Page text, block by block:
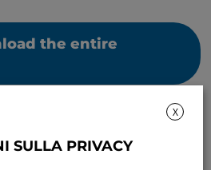
the entire
X
SULLA PRIVACY